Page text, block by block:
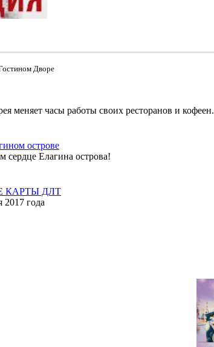
Дворе
меняет часы работы своих ресторанов и кофеен.
острове
сердце Елагина острова!
КАРТЫ ДЛТ
2017 года